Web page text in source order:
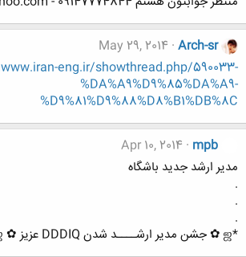
Arch-sr
May 29, 2014
eng.ir/showthread.php/590033-
%DA%A9%D9%85%DA%A9-
%D9%81%D9%88%D8%B1%DB%8C
mpb
Apr 10, 2014
مدیر ارشد جدید باشگاه
.
.
.
*ஜ ✿ جشن مدیر ارشــــد شدن DDDIQ عزیز ✿ ஜ *